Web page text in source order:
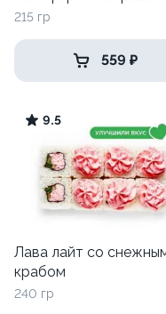
215 гр
559 ₽
9.5
Лава лайт со
крабом
240 гр